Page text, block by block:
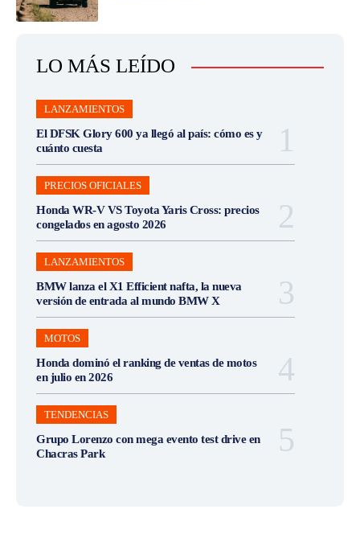
LO MÁS LEÍDO
LANZAMIENTOS
El DFSK Glory 600 ya llegó al país: cómo es y
cuánto cuesta
PRECIOS OFICIALES
Honda WR-V VS Toyota Yaris Cross: precios
congelados en agosto 2026
LANZAMIENTOS
BMW lanza el X1 Efficient nafta, la nueva
versión de entrada al mundo BMW X
MOTOS
Honda dominó el ranking de ventas de motos
en julio en 2026
TENDENCIAS
Grupo Lorenzo con mega evento test drive en
Chacras Park